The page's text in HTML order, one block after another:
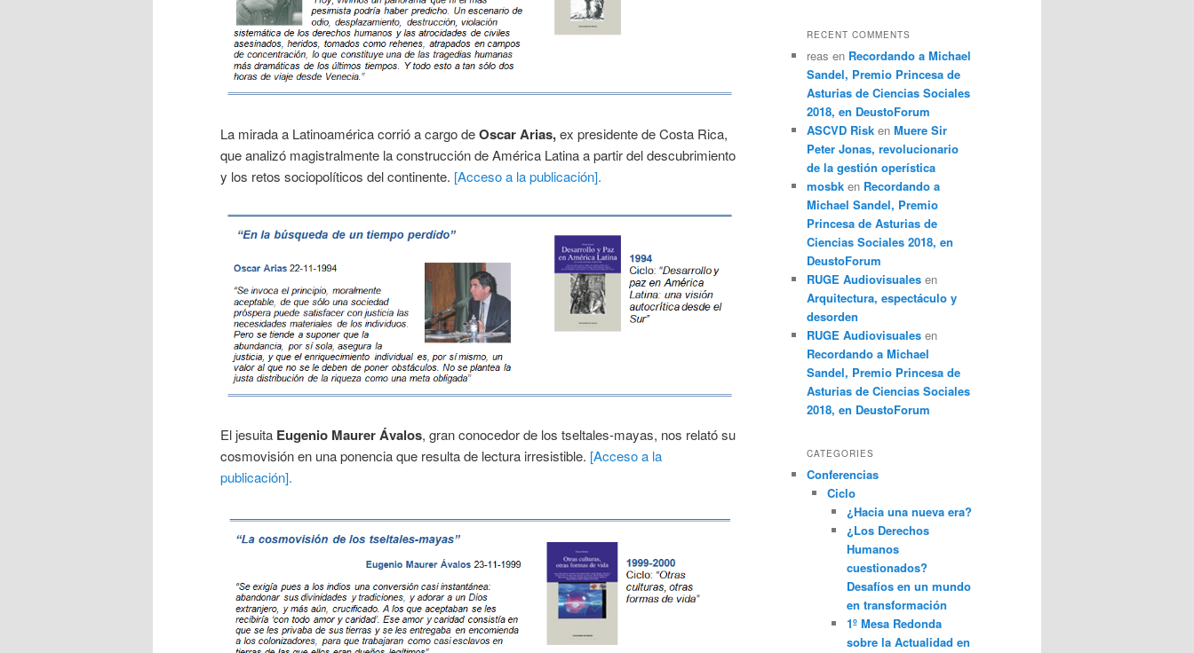
La mirada a Latinoamérica corrió a cargo deOscar Arias,ex presidente de Costa Rica,
que analizó magistralmente la construcción de América Latina a partir del descubrimiento
y los retos sociopolíticos del continente. [Acceso a la publicación].
El jesuita Eugenio MaurerÁvalos, gran conocedor de los tseltales-mayas, nos relató su
cosmovisión en una ponencia que resulta de lectura irresistible. [Acceso a la
publicación].
RECENT COMMENTS
reas en Recordando a Michael
Sandel, Premio Princesa de
Asturias de Ciencias Sociales
2018, en DeustoForum
ASCVD Risk en Muere Sir
Peter Jonas, revolucionario
de la gestión operística
mosbk en Recordando a
Michael Sandel, Premio
Princesa de Asturias de
Ciencias Sociales 2018, en
DeustoForum
RUGE Audiovisuales en
Arquitectura, espectáculo y
desorden
RUGE Audiovisuales en
Recordando a Michael
Sandel, Premio Princesa de
Asturias de Ciencias Sociales
2018, en DeustoForum
CATEGORIES
Conferencias
Ciclo
¿Hacia una nueva era?
¿Los Derechos
Humanos
cuestionados?
Desafíos en un mundo
en transformación
1º Mesa Redonda
sobre la Actualidad en